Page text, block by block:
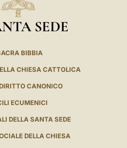
SEDE
BIBBIA
CHIESA CATTOLICA
CANONICO
ECUMENICI
DELLA SANTA SEDE
DELLA CHIESA